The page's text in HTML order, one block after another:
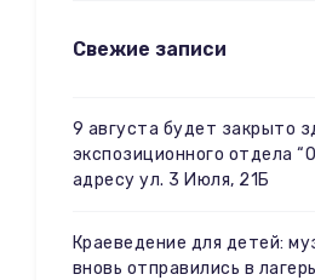
Свежие записи
9 августа будет закрыто
экспозиционного отдела
адресу ул. 3 Июля, 21Б
Краеведение для детей:
вновь отправились в